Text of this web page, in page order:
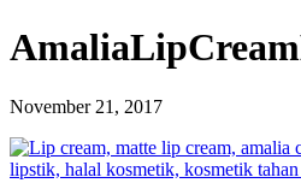
November 21, 2017